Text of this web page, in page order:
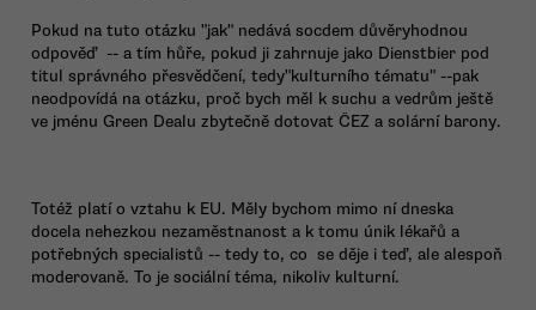
Pokud na tuto otázku "jak" nedává socdem důvěryhodnou
odpověď -- a tím hůře, pokud ji zahrnuje jako Dienstbier pod
titul správného přesvědčení, tedy"kulturního tématu" --pak
neodpovídá na otázku, proč bych měl k suchu a vedrům ještě
ve jménu Green Dealu zbytečně dotovat ČEZ a solární barony.
Totéž platí o vztahu k EU. Měly bychom mimo ní dneska
docela nehezkou nezaměstnanost a k tomu únik lékařů a
potřebných specialistů -- tedy to, co se děje i teď, ale alespoň
moderovaně. To je sociální téma, nikoliv kulturní.